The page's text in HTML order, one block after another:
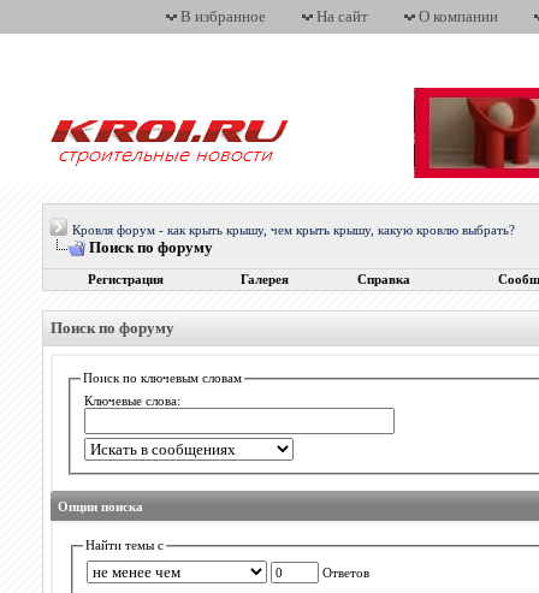
В избранное На сайт О компании
Кровля форум - как крыть крышу, чем крыть крышу, какую кровлю выбрать?
Поиск по форуму
Регистрация Галерея Справка
Поиск по форуму
Поиск по ключевым словам
Ключевые слова:
Опции поиска
Найти темы с
Ответов